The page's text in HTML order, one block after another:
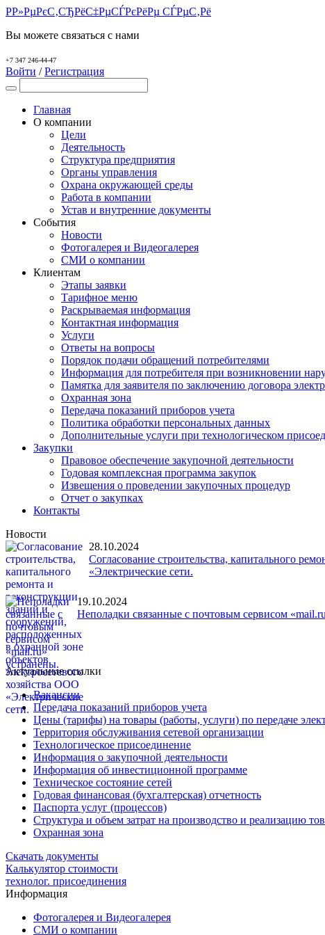
Р­Р»РµРєС‚СЂРёС‡РµСЃРєРёРµ СЃРµС‚Рё
Вы можете связаться с нами
+7 347 246-44-47
Войти /Регистрация
Главная
О компании
Цели
Деятельность
Структура предприятия
Органы управления
Охрана окружающей среды
Работа в компании
Устав и внутренние документы
События
Новости
Фотогалерея и Видеогалерея
СМИ о компании
Клиентам
Этапы заявки
Тарифное меню
Раскрываемая информация
Контактная информация
Услуги
Ответы на вопросы
Порядок подачи обращений потребителями
Информация для потребителя при возникновении
Памятка для заявителя по заключению договора
Охранная зона
Передача показаний приборов учета
Политика обработки персональных данных
Дополнительные услуги при технологическом
Закупки
Правовое обеспечение закупочной деятельности
Годовая комплексная программа закупок
Извещения о проведении закупочных процедур
Отчет о закупках
Контакты
Новости
28.10.2024
Согласование строительства, капитального
«Электрические сети.
19.10.2024
Неполадки связанные с почтовым сервисом
Актуальные ссылки
Вакансии
Передача показаний приборов учета
Цены (тарифы) на товары (работы, услуги) по передаче
Территория обслуживания сетевой организации
Технологическое присоединение
Информация о закупочной деятельности
Информация об инвестиционной программе
Техническое состояние сетей
Годовая финансовая (бухгалтерская) отчетность
Паспорта услуг (процессов)
Структура и объем затрат на производство и реализацию
Охранная зона
Скачать документы
Калькулятор стоимости
технолог. присоединения
Информация
Фотогалерея и Видеогалерея
СМИ о компании